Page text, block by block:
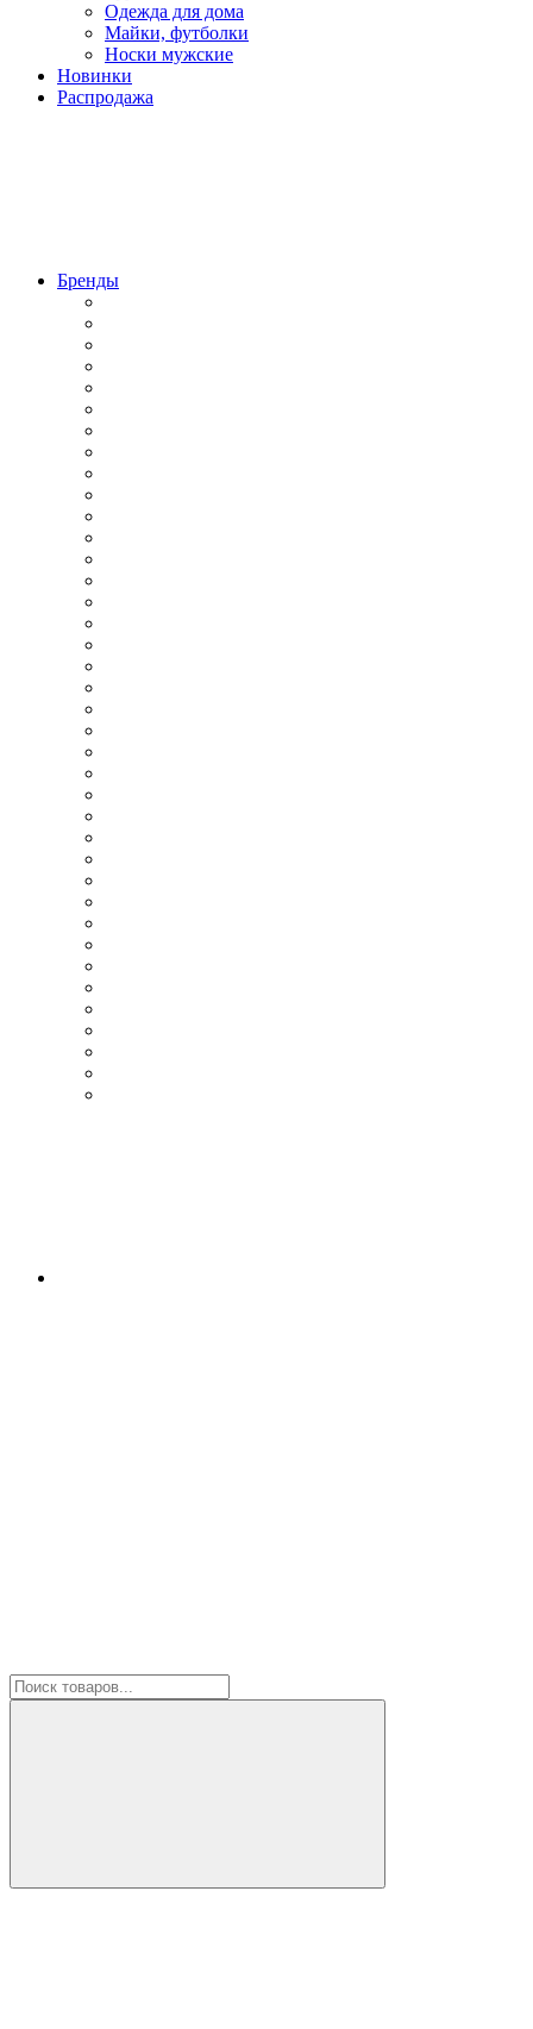
Одежда для дома
Майки, футболки
Носки мужские
Новинки
Распродажа
Бренды